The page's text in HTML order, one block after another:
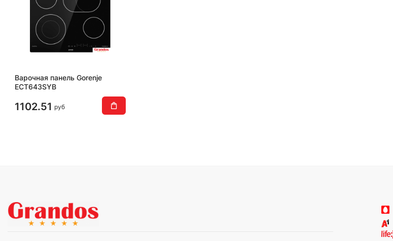
Варочная панель Gorenje
ECT643SYB
1102.51 руб